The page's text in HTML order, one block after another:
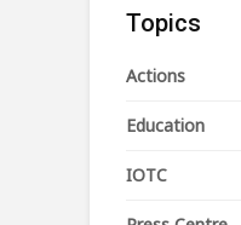
Topics
Actions
Education
IOTC